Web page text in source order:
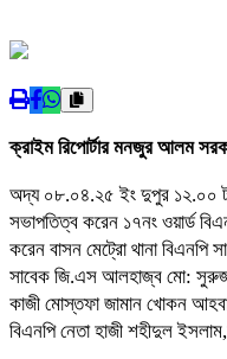
ক্রাইম রিপোর্টার মনজুর আলম
অদ্য ০৮.০৪.২৫ ইং দুপুর ১২.০০
সভাপতিত্ব করেন ১৭নং ওয়ার্ড
করেন বাসন মেট্রো থানা
সাবেক জি.এস আলহাজ্ব মো: সুরুজ
কাজী মোস্তফা জামান খোকন
বিএনপি নেতা হাজী শহীদুল